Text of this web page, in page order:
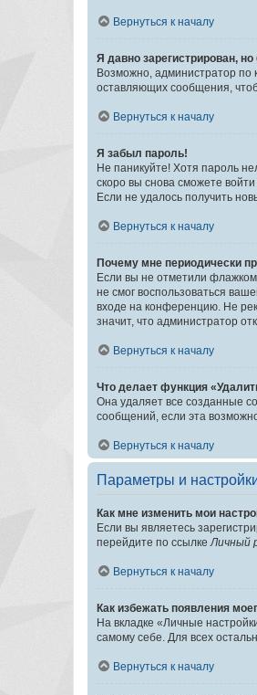
Вернуться к началу
Я давно зарегистрирован,
Возможно, администратор по
оставляющих сообщения,
Вернуться к началу
Я забыл пароль!
Не паникуйте! Хотя пароль
скоро вы снова сможете
Если не удалось получить
Вернуться к началу
Почему мне периодически
Если вы не отметили флажком
не смог воспользоваться
входе на конференцию. Не
значит, что администратор
Вернуться к началу
Что делает функция
Она удаляет все созданные
сообщений, если эта
Вернуться к началу
Параметры и
Как мне изменить мои
Если вы являетесь
перейдите по ссылке Личный
Вернуться к началу
Как избежать появления
На вкладке «Личные
самому себе. Для всех
Вернуться к началу